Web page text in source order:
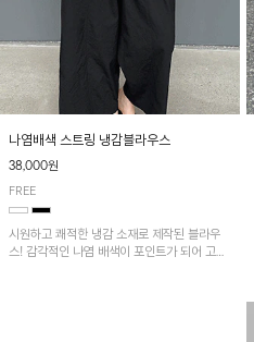
나염배색 스트링 냉감블라우스
38,000원
FREE
시원하고 쾌적한 냉감 소재로 제작된 블라우
스! 감각적인 나염 배색이 포인트가 되어 고급